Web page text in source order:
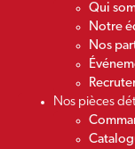
Qui
Notre
Nos
Nos pièces